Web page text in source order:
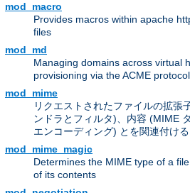
mod_macro
Provides macros within apache
files
mod_md
Managing domains across virtual
provisioning via the ACME protocol
mod_mime
リクエストされたファイルの拡張
ンドラとフィルタ)、内容 (MIME
エンコーディング) とを関連付ける
mod_mime_magic
Determines the MIME type of a
of its contents